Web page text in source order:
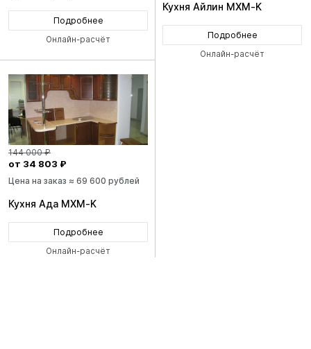
Подробнее
Онлайн-расчёт
Кухня Айлин MXM-K
Подробнее
Онлайн-расчёт
144 000 ₽
от 34 803 ₽
Цена на заказ ≈ 69 600 рублей
Кухня Ада MXM-K
Подробнее
Онлайн-расчёт